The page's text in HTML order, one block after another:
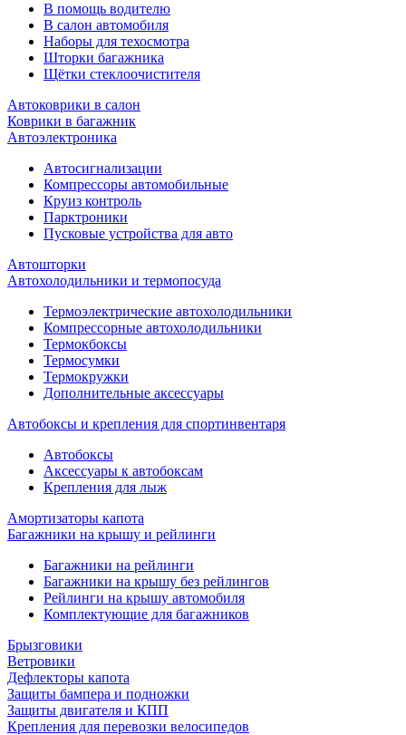
В помощь водителю
В салон автомобиля
Наборы для техосмотра
Шторки багажника
Щётки стеклоочистителя
Автоковрики в салон
Коврики в багажник
Автоэлектроника
Автосигнализации
Компрессоры автомобильные
Круиз контроль
Парктроники
Пусковые устройства для авто
Автошторки
Автохолодильники и термопосуда
Термоэлектрические автохолодильники
Компрессорные автохолодильники
Термокбоксы
Термосумки
Термокружки
Дополнительные аксессуары
Автобоксы и крепления для спортинвентаря
Автобоксы
Аксессуары к автобоксам
Крепления для лыж
Амортизаторы капота
Багажники на крышу и рейлинги
Багажники на рейлинги
Багажники на крышу без рейлингов
Рейлинги на крышу автомобиля
Комплектующие для багажников
Брызговики
Ветровики
Дефлекторы капота
Защиты бампера и подножки
Защиты двигателя и КПП
Крепления для перевозки велосипедов